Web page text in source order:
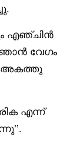
എഞ്ചിൻ
വേഗം
അകത്തു
എന്ന്